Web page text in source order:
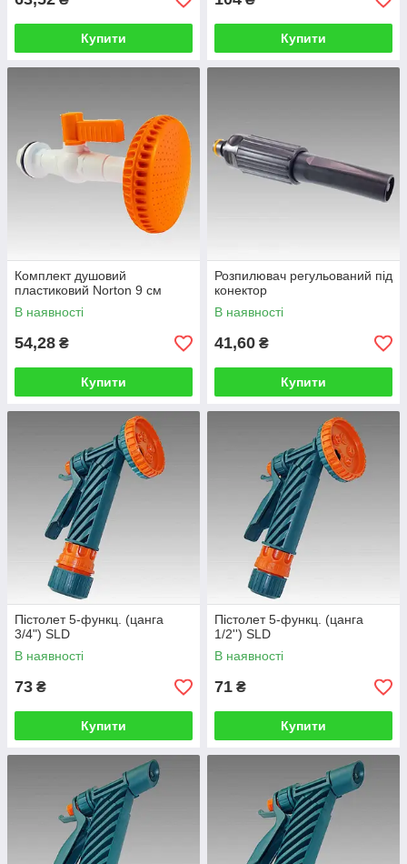
Купити Купити
Комплект душовий
пластиковий Norton 9 см
В наявності
54,28 ₴
Купити
Розпилювач регульований під
конектор
В наявності
41,60 ₴
Купити
Пістолет 5-функц. (цанга
3/4") SLD
В наявності
73 ₴
Купити
Пістолет 5-функц. (цанга
1/2'') SLD
В наявності
71 ₴
Купити